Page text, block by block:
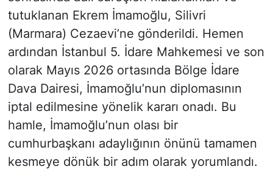
tutuklanan Ekrem İmamoğlu, Silivri
(Marmara) Cezaevi’ne gönderildi. Hemen
ardından İstanbul 5. İdare Mahkemesi ve son
olarak Mayıs 2026 ortasında Bölge İdare
Dava Dairesi, İmamoğlu’nun diplomasının
iptal edilmesine yönelik kararı onadı. Bu
hamle, İmamoğlu’nun olası bir
cumhurbaşkanı adaylığının önünü tamamen
kesmeye dönük bir adım olarak yorumlandı.